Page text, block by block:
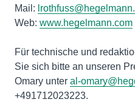
Mail:
Web: www.hegelmann.com
Für technische und
Sie sich bitte an unseren
Omary unter al-
+491712023223.